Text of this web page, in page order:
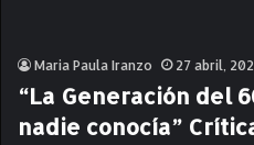
Maria Paula Iranzo 27 abril,
“La Generación del
nadie conocía”